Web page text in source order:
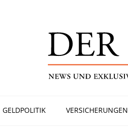
GELDPOLITIK VERSICHERUNGEN